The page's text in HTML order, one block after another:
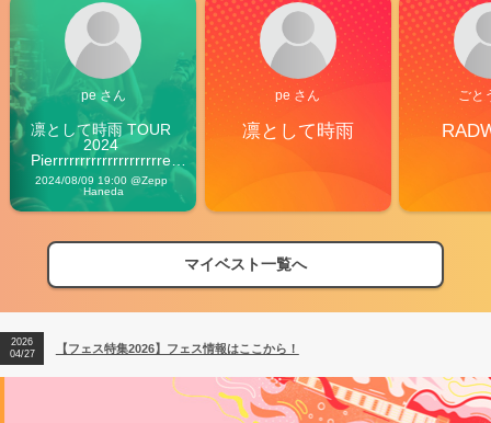
pe さん
凛として時雨 TOUR
2024
Pierrrrrrrrrrrrrrrrrrrre
Vibes
2024/08/09 19:00 @Zepp
Haneda
pe さん
凛として時雨
ごと
マイベスト一覧へ
【フェス特集2026】フェス情報はここから！
【ライブ動員ランキング】2026年上半期編発表！
2026
04/27
【フェス特集2026】フェス情報はここから！
2026
【ライブ動員ランキング】2026年上半期編発表！